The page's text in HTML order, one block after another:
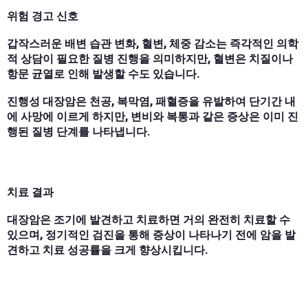
위험 경고 신호
갑작스러운 배변 습관 변화, 혈변, 체중 감소는 즉각적인 의학
적 상담이 필요한 질병 진행을 의미하지만, 혈변은 치질이나
항문 균열로 인해 발생할 수도 있습니다.
진행성 대장암은 천공, 복막염, 패혈증을 유발하여 단기간 내
에 사망에 이르게 하지만, 변비와 복통과 같은 증상은 이미 진
행된 질병 단계를 나타냅니다.
치료 결과
대장암은 조기에 발견하고 치료하면 거의 완전히 치료할 수
있으며, 정기적인 검진을 통해 증상이 나타나기 전에 암을 발
견하고 치료 성공률을 크게 향상시킵니다.